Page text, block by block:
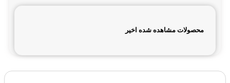
محصولات مشاهده شده اخیر